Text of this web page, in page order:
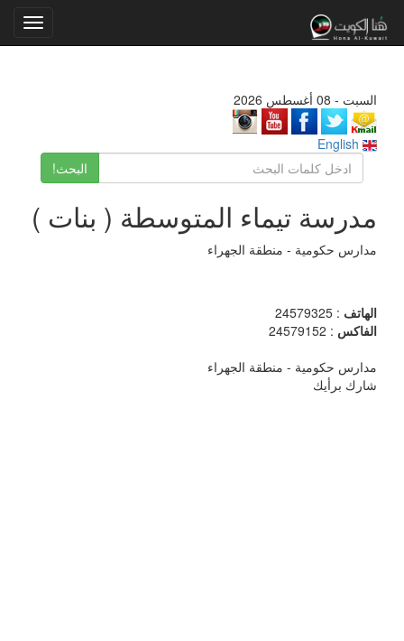
السبت - 08 أغسطس 2026
البحث!
مدرسة تيماء المتوسطة ( بنات )
مدارس حكومية - منطقة الجهراء
الهاتف : 24579325
الفاكس : 24579152
مدارس حكومية - منطقة الجهراء
شارك برأيك